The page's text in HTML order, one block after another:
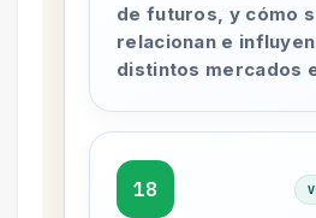
de futuros, y cómo
relacionan e
distintos mercados
18